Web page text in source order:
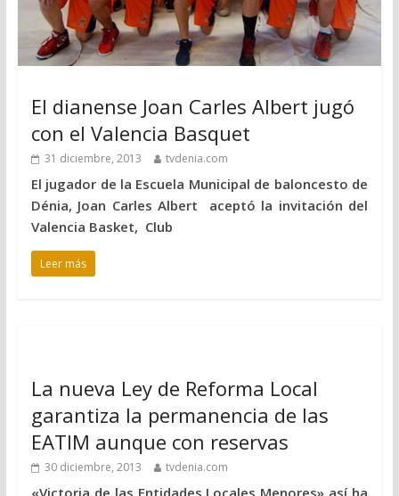
El dianense Joan Carles Albert jugó
con el Valencia Basquet
31 diciembre, 2013 tvdenia.com
El jugador de la Escuela Municipal de baloncesto de
Dénia, Joan Carles Albert aceptó la invitación del
Valencia Basket, Club
Leer más
La nueva Ley de Reforma Local
garantiza la permanencia de las
EATIM aunque con reservas
30 diciembre, 2013 tvdenia.com
«Victoria de las Entidades Locales Menores» así ha